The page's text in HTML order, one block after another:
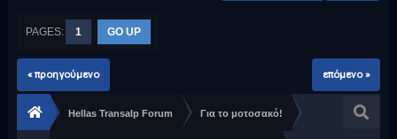
PAGES: 1 GO UP
« προηγούμενο επόμενο »
Hellas Transalp Forum Για το μοτοσακό!